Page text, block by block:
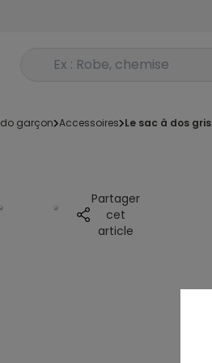
Rechercher un produit
ado garçon accessoires le sac à dos gris
Partager
cet
article